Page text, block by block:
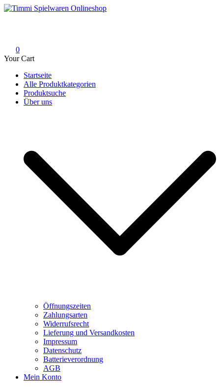
Skip
0
Your Cart
Startseite
Alle Produktkategorien
Produktsuche
Über uns
Öffnungszeiten
Zahlungsarten
Widerrufsrecht
Lieferung und Versandkosten
Impressum
Datenschutz
Batterieverordnung
AGB
Mein Konto